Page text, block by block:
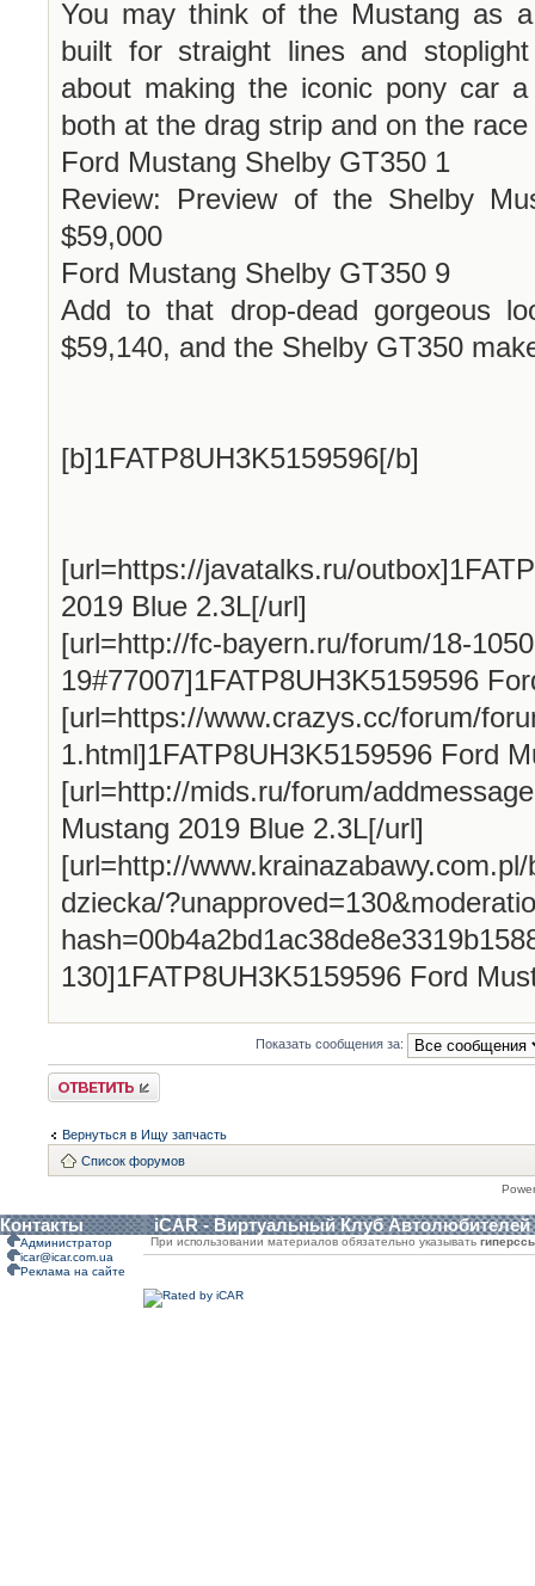
You may think of the Mustang as
built for straight lines and
about making the iconic pony car
both at the drag strip and on the
Ford Mustang Shelby GT350 1
Review: Preview of the Shelby
$59,000
Ford Mustang Shelby GT350 9
Add to that drop-dead gorgeous
$59,140, and the Shelby GT350
[b]1FATP8UH3K5159596[/b]
[url=https://javatalks.ru/
2019 Blue 2.3L[/url]
[url=http://fc-bayern.ru/forum/18-
19#77007]1FATP8UH3K5159596
[url=https://www.crazys.cc/forum/
1.html]1FATP8UH3K5159596 Ford
[url=http://mids.ru/forum/
Mustang 2019 Blue 2.3L[/url]
[url=http://
dziecka/
130]1FATP8UH3K5159596 Ford
Показать сообщения за:
Ответить
Вернуться в Ищу запчасть
Список форумов
Контакты iCAR - Виртуальный Клуб Автолюбителей
Администратор
icar@icar.com.ua
Реклама на сайте
При использовании материалов обязательно указывать